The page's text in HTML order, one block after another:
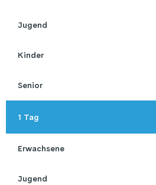
Jugend
Kinder
Senior
1 Tag
Erwachsene
Jugend